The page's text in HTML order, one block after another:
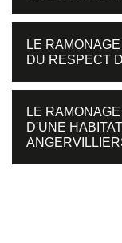
LE
DU RESPECT
LE
D'UNE